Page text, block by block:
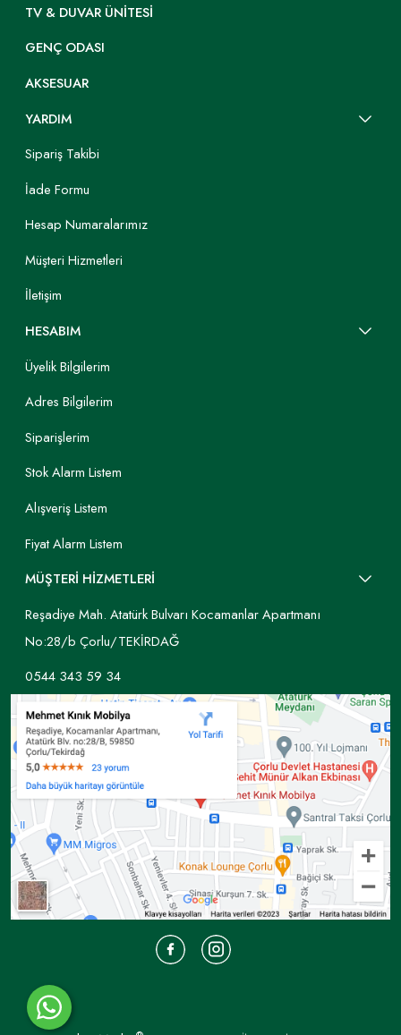
TV & DUVAR ÜNITESI
GENÇ ODASI
AKSESUAR
YARDIM
Sipariş Takibi
İade Formu
Hesap Numaralarımız
Müşteri Hizmetleri
İletişim
HESABIM
Üyelik Bilgilerim
Adres Bilgilerim
Siparişlerim
Stok Alarm Listem
Alışveriş Listem
Fiyat Alarm Listem
MÜŞTERİ HİZMETLERİ
Reşadiye Mah. Atatürk Bulvarı Kocamanlar Apartmanı
No:28/b Çorlu/TEKİRDAĞ
0544 343 59 34